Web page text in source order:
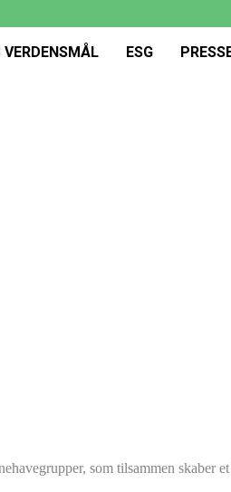
VERDENSMÅL ESG
som tilsammen